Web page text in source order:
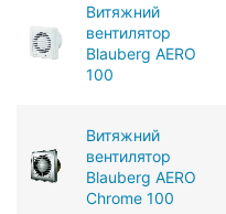
Витяжний
вентилятор
Blauberg AERO
100
Витяжний
вентилятор
Blauberg AERO
Chrome 100